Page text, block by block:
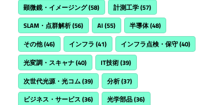
顕微鏡・イメージング(58) 計測工学(57)
SLAM・点群解析(56) AI (55) 半導体(48)
その他(46) インフラ (41) インフラ点検・保守(40)
光変調・スキャナ(40) IT技術(39)
次世代光源・光コム(39) 分析(37)
ビジネス・サービス (36) 光学部品(36)